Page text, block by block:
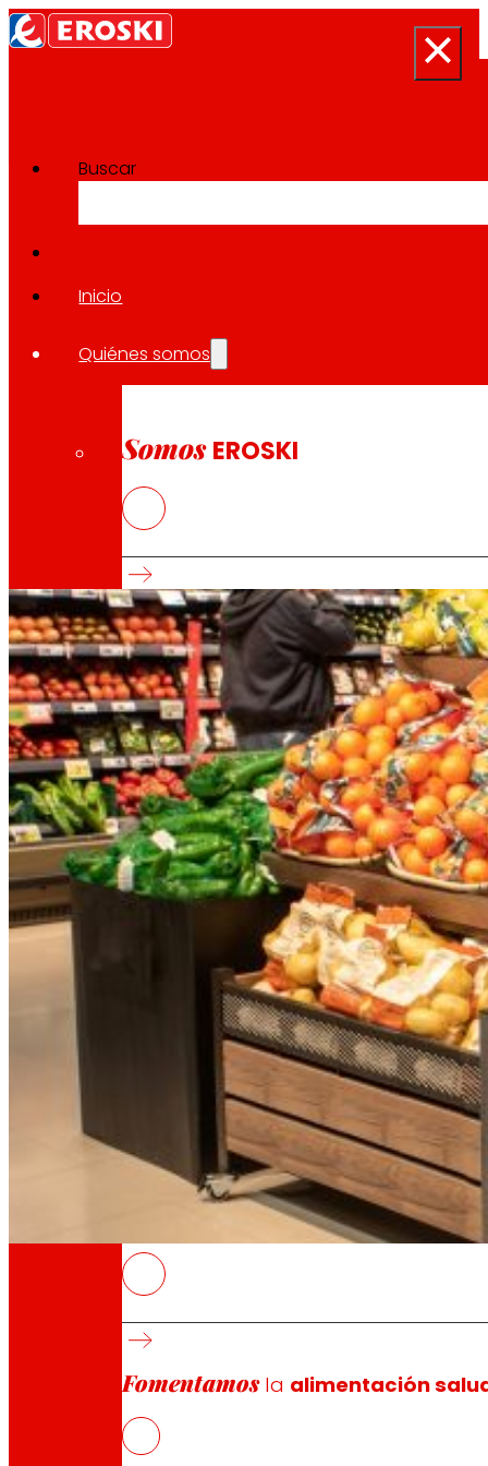
Buscar
Inicio
Quiénes somos
Somos EROSKI
Así somos
Todo nuestro ADN: un viaje por la misión, la
Cooperativa
Somos por y para las personas. Descubre
A través de nuestra Fundación
Compromisos
CompromisosEROSKI
Fomentamosla alimentación
Sala de prensa
Volver a todas las noticias
03.05.2023
EROSKI cerró el ejercicio 2022
El beneficio operativo superó los 204 M€
El incremento de costes y la reducción de
superó los 280 M€ como
En un contexto especialmente
En 2022 EROSKI redujo su deuda
La cooperativa matriz, EROSKI S.Coop.,